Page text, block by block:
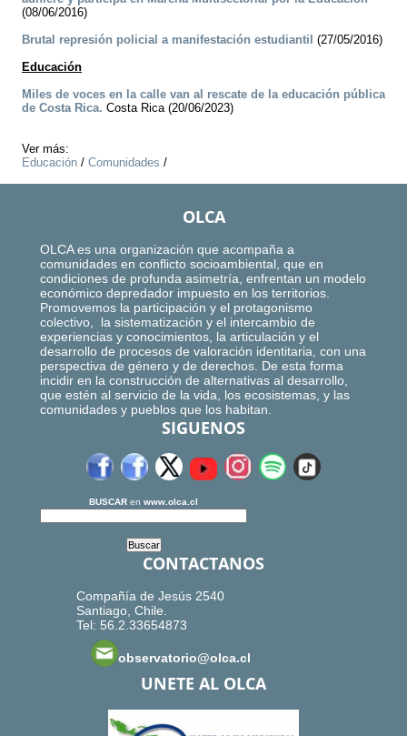
(08/06/2016)
Brutal represión policial a manifestación estudiantil (27/05/2016)
Educación
Miles de voces en la calle van al rescate de la educación pública
de Costa Rica. Costa Rica (20/06/2023)
Ver más:
Educación / Comunidades /
OLCA
OLCA es una organización que acompaña a
comunidades en conflicto socioambiental, que en
condiciones de profunda asimetría, enfrentan un modelo
económico depredador impuesto en los territorios.
Promovemos la participación y el protagonismo
colectivo, la sistematización y el intercambio de
experiencias y conocimientos, la articulación y el
desarrollo de procesos de valoración identitaria, con una
perspectiva de género y de derechos. De esta forma
incidir en la construcción de alternativas al desarrollo,
que estén al servicio de la vida, los ecosistemas, y las
comunidades y pueblos que los habitan.
SIGUENOS
BUSCAR en www.olca.cl
CONTACTANOS
Compañía de Jesús 2540
Santiago, Chile.
Tel: 56.2.33654873
observatorio@olca.cl
UNETE AL OLCA